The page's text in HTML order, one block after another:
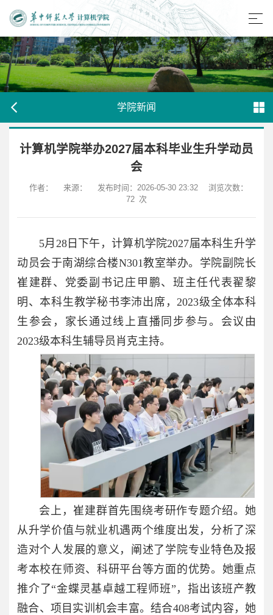
学院新闻
计算机学院举办2027届本科毕业生升学动员
会
作者： 来源： 发布时间：2026-05-30 23:32
浏览次数：
72 次
5月28日下午，计算机学院2027届本科生升学
动员会于南湖综合楼N301教室举办。学院副院长
崔建群、党委副书记庄甲鹏、班主任代表翟黎
明、本科生教学秘书李沛出席，2023级全体本科
生参会，家长通过线上直播同步参与。会议由
2023级本科生辅导员肖克主持。
会上，崔建群首先围绕考研作专题介绍。她
从升学价值与就业机遇两个维度出发，分析了深
造对个人发展的意义，阐述了学院专业特色及报
考本校在师资、科研平台等方面的优势。她重点
推介了“金蝶灵基卓越工程师班”，指出该班产教
融合、项目实训机会丰富。结合408考试内容，她